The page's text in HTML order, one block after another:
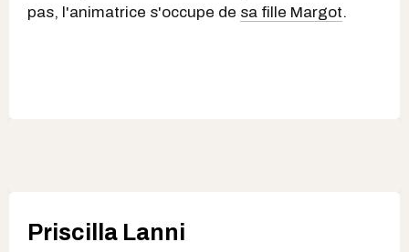
pas, l'animatrice s'occupe de sa fille Margot.
Priscilla Lanni